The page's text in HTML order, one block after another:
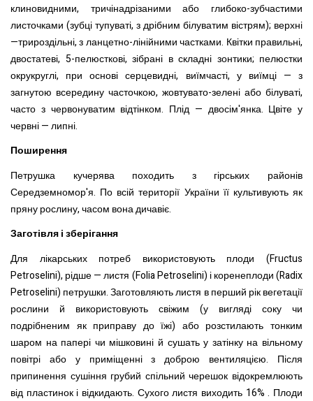
клиновидними, тричінадрізаними або глибоко-зубчастими
листочками (зубці тупуваті, з дрібним білуватим вістрям); верхні
—трироздільні, з ланцетно-лінійними частками. Квітки правильні,
двостатеві, 5-пелюсткові, зібрані в складні зонтики; пелюстки
окрукруглі, при основі серцевидні, виїмчасті, у виїмці — з
загнутою всередину часточкою, жовтувато-зелені або білуваті,
часто з червонуватим відтінком. Плід — двосім'янка. Цвіте у
червні — липні.
Поширення
Петрушка кучерява походить з гірських районів
Середземномор'я. По всій території України її культивують як
пряну рослину, часом вона дичавіє.
Заготівля і зберігання
Для лікарських потреб використовують плоди (Fructus
Petroselini), рідше — листя (Folia Petroselini) і коренеплоди (Radix
Petroselini) петрушки. Заготовляють листя в перший рік вегетації
рослини й використовують свіжим (у вигляді соку чи
подрібненим як приправу до їжі) або розстилають тонким
шаром на папері чи мішковині й сушать у затінку на вільному
повітрі або у приміщенні з доброю вентиляцією. Після
припинення сушіння грубий спільний черешок відокремлюють
від пластинок і відкидають. Сухого листя виходить 16% . Плоди